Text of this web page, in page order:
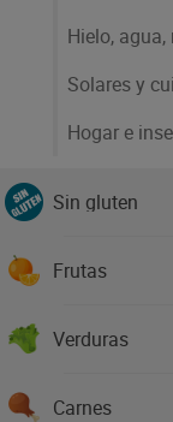
Hielo,
Solares y
Hogar e
Sin gluten
Frutas
Verduras
Carnes